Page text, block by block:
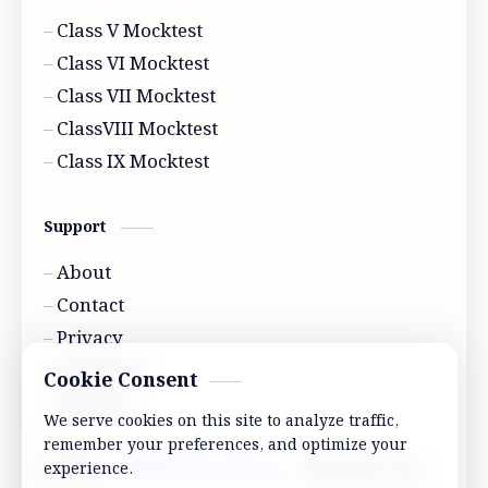
Class V Mocktest
Class VI Mocktest
Class VII Mocktest
ClassVIII Mocktest
Class IX Mocktest
Support
About
Contact
Privacy
Disclaimer
© 2026‧ABVRP Education
Cookie Consent
We serve cookies on this site to analyze traffic,
remember your preferences, and optimize your
experience.